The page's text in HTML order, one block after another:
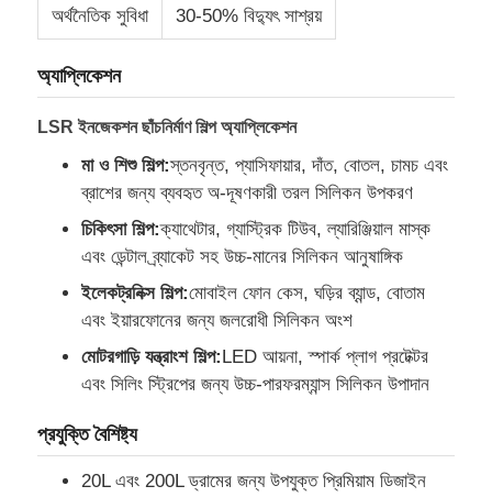
বাড়ি
আমাদের সম্পর্কে
অর্থনৈতিক সুবিধা 30-50% বিদ্যুৎ সাশ্রয়
অ্যাপ্লিকেশন
LSR ইনজেকশন ছাঁচনির্মাণ শিল্প অ্যাপ্লিকেশন
মা ও শিশু শিল্প:স্তনবৃন্ত, প্যাসিফায়ার, দাঁত, বোতল, চামচ এবং
ব্রাশের জন্য ব্যবহৃত অ-দূষণকারী তরল সিলিকন উপকরণ
চিকিৎসা শিল্প:ক্যাথেটার, গ্যাস্ট্রিক টিউব, ল্যারিঞ্জিয়াল মাস্ক
এবং ডেন্টাল ব্র্যাকেট সহ উচ্চ-মানের সিলিকন আনুষাঙ্গিক
ইলেকট্রনিক্স শিল্প:মোবাইল ফোন কেস, ঘড়ির ব্যান্ড, বোতাম
এবং ইয়ারফোনের জন্য জলরোধী সিলিকন অংশ
মোটরগাড়ি যন্ত্রাংশ শিল্প:LED আয়না, স্পার্ক প্লাগ প্রটেক্টর
এবং সিলিং স্ট্রিপের জন্য উচ্চ-পারফরম্যান্স সিলিকন উপাদান
প্রযুক্তি বৈশিষ্ট্য
20L এবং 200L ড্রামের জন্য উপযুক্ত প্রিমিয়াম ডিজাইন